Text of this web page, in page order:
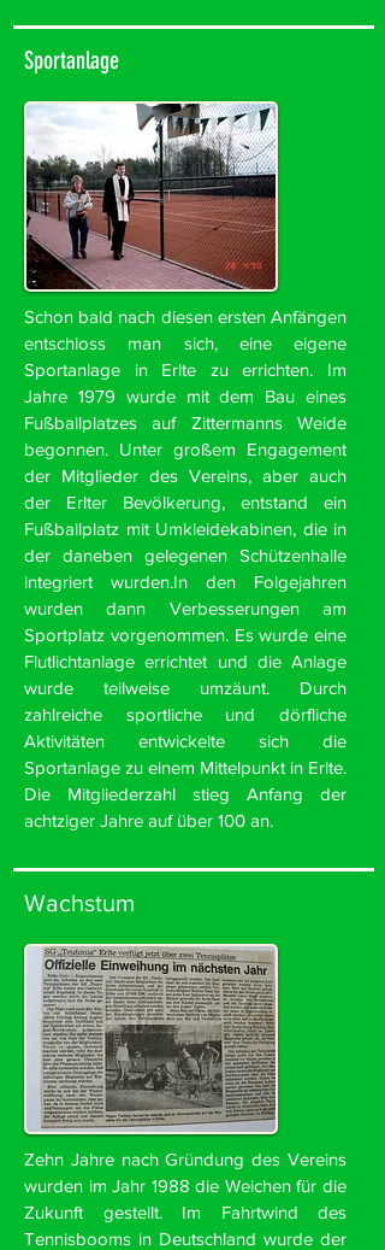
Sportanlage
Schon bald nach diesen ersten Anfängen
entschloss man sich, eine eigene
Sportanlage in Erlte zu errichten. Im
Jahre 1979 wurde mit dem Bau eines
Fußballplatzes auf Zittermanns Weide
begonnen. Unter großem Engagement
der Mitglieder des Vereins, aber auch
der Erlter Bevölkerung, entstand ein
Fußballplatz mit Umkleidekabinen, die in
der daneben gelegenen Schützenhalle
integriert wurden.In den Folgejahren
wurden dann Verbesserungen am
Sportplatz vorgenommen. Es wurde eine
Flutlichtanlage errichtet und die Anlage
wurde teilweise umzäunt. Durch
zahlreiche sportliche und dörfliche
Aktivitäten entwickelte sich die
Sportanlage zu einem Mittelpunkt in Erlte.
Die Mitgliederzahl stieg Anfang der
achtziger Jahre auf über 100 an.
Wachstum
Zehn Jahre nach Gründung des Vereins
wurden im Jahr 1988 die Weichen für die
Zukunft gestellt. Im Fahrtwind des
Tennisbooms in Deutschland wurde der